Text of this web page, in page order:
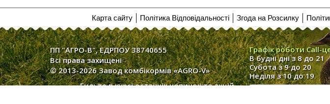
Карта сайту Політика Відповідальності Згода на Розсилку
ПП "АГРО-В", ЕДРПОУ 38740655
Всі права захищені
© 2013-2026 Завод комбікормів «AGRO-V»
Графік роботи Call-
В будні дні з 8 до 21
Субота з 9 до 20
Неділя з 10 до 19
Будьте в курсі останніх новинок та акцій